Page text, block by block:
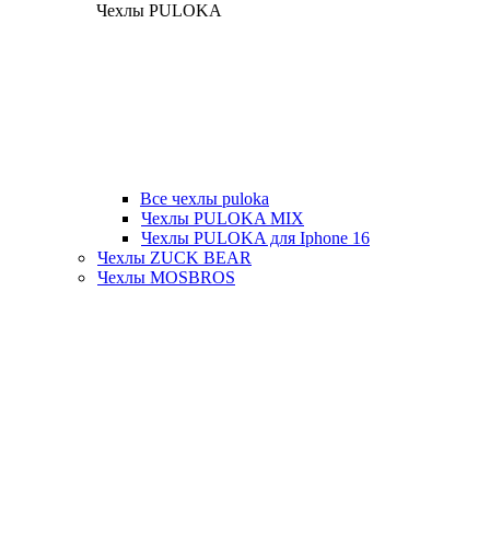
Чехлы PULOKA
Все чехлы puloka
Чехлы PULOKA MIX
Чехлы PULOKA для Iphone 16
Чехлы ZUCK BEAR
Чехлы MOSBROS